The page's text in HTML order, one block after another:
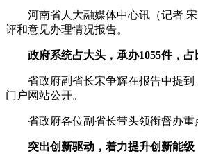
河南省人大融媒体中心讯（记者 宋
评和意见办理情况报告。
政府系统占大头，承办1055件，占
省政府副省长宋争辉在报告中提到，
门户网站公开。
省政府各位副省长带头领衔督办重点
突出创新驱动，着力提升创新能级